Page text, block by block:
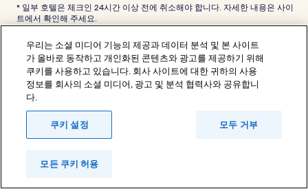
* 일부 호텔은 체크인 24시간 이상 전에 취소해야 합니다. 자세한 내용은 사이
트에서 확인해 주세요.
© 2026 Hotels.com, Expedia Group 계열사. All rights reserved.
Hotels.com 및 Hotels.com 로고는 미국 및/또는 다른 국가에서 Hotels.com,
LP의 상표 또는 등록 상표입니다. 기타 모든 상표는 해당 소유권자의 자산입니
분쟁 해결: 전화: 82-3480-0145, 이메일: CS@koreasupport.hotels.com
트래블파트너익스체인지코리아 주식회사. 사업자등록번호: 821-88-01025
익스피디아트래블코리아 주식회사, 서울특별시 종로구 종로5길 7(청진동). 사
관광사업자등록번호: 제2016-000008호, 통신판매업신고번호: 2015-서울종
로-1091, 대표이사: 정경륜
우리는 소셜 미디어 기능의 제공과 데이터 분석 및 본 사이트
가 올바로 동작하고 개인화된 콘텐츠와 광고를 제공하기 위해
쿠키를 사용하고 있습니다. 회사 사이트에 대한 귀하의 사용
정보를 회사의 소셜 미디어, 광고 및 분석 협력사와 공유합니
다.
쿠키 설정 모두 거부
모든 쿠키 허용